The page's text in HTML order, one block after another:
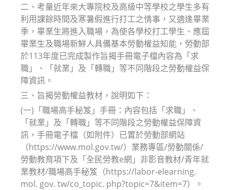
二、考量近年來大專院校及高級中等學校之學生多有
利用課餘時間及寒暑假進行打工之情事，又適逢畢業
季，畢業生將進入職場，為使各學校打工學生、應屆
畢業生及職場新鮮人具備基本勞動權益知能，勞動部
於113年度已完成製作旨揭手冊電子檔內容為「求
職」、「就業」及「轉職」等不同階段之勞動權益保
障資訊。
三、旨揭勞動權益教材，說明如下：
(一)「職場高手秘笈」手冊：內容包括「求職」、
「就業」及「轉職」等不同階段之勞動權益保障資
訊，手冊電子檔（如附件）已置於勞動部網站
（https://www.mol.gov.tw/）業務專區/勞動關係/
勞動教育項下及「全民勞教e網」非影音教材/青年就
業教材/職場高手秘笈（https://labor-elearning.
mol. gov. tw/co_topic. php?topic=7&item=7）。